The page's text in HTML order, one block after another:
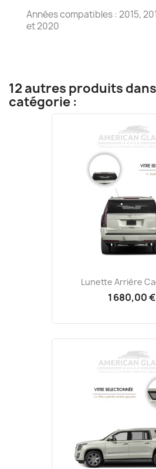
Années compatibles : 2015,
et 2020
12 autres produits
catégorie :
Lunette Arrière
1 680,00 €